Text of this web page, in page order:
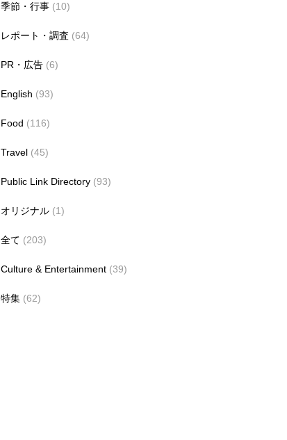
季節・行事 (10)
レポート・調査 (64)
PR・広告 (6)
English (93)
Food (116)
Travel (45)
Public Link Directory (93)
オリジナル (1)
全て (203)
Culture & Entertainment (39)
特集 (62)